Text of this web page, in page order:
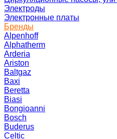
Электроды
Электронные платы
Бренды
Alpenhoff
Alphatherm
Arderia
Ariston
Baltgaz
Baxi
Beretta
Biasi
Bongioanni
Bosch
Buderus
Celtic